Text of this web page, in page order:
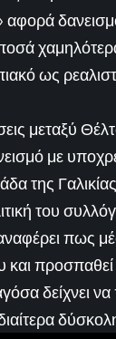
ως
μεταξύ
με
της
του
πως
δείχνει να